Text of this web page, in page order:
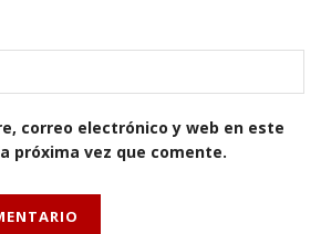
correo electrónico y web en este
próxima vez que comente.